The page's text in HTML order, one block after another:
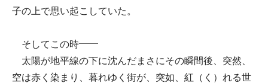
子の上で思い起こしていた。
そしてこの時――
太陽が地平線の下に沈んだまさにその瞬間後、突然、
空は赤く染まり、暮れゆく街が、突如、紅（く）れる世